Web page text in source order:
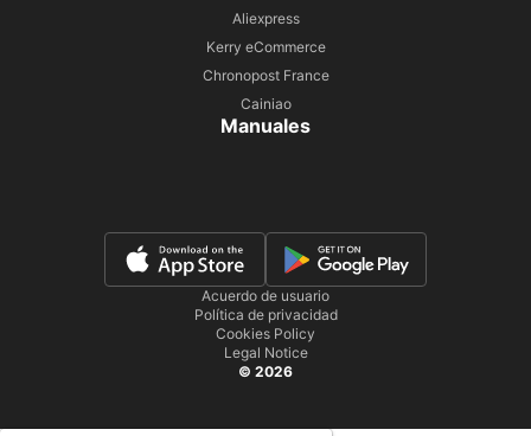
Aliexpress
Kerry eCommerce
Chronopost France
Cainiao
Manuales
Acuerdo de usuario
Política de privacidad
Cookies Policy
Legal Notice
© 2026